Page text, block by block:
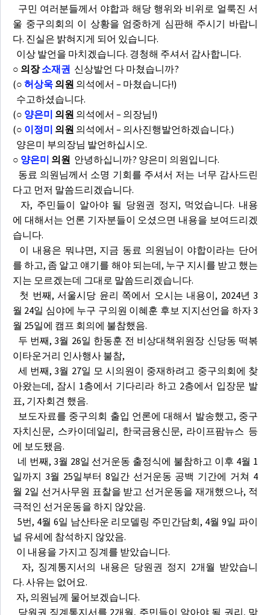
구민 여러분들께서 야합과 해당 행위와 비위로 얼룩진 서
울 중구의회의 이 상황을 엄중하게 심판해 주시기 바랍니
다. 진실은 밝혀지게 되어 있습니다.
이상 발언을 마치겠습니다. 경청해 주셔서 감사합니다.
○ 의장소재권 신상발언 다 마쳤습니까?
(○ 허상욱 의원 의석에서 – 마쳤습니다!)
수고하셨습니다.
(○ 양은미 의원 의석에서 – 의장님!)
(○ 이정미 의원 의석에서 – 의사진행발언하겠습니다.)
양은미 부의장님 발언하십시오.
○ 양은미 의원 안녕하십니까? 양은미 의원입니다.
동료 의원님께서 소명 기회를 주셔서 저는 너무 감사드린
다고 먼저 말씀드리겠습니다.
자, 주민들이 알아야 될 당원권 정지, 먹었습니다. 내용
에 대해서는 언론 기자분들이 오셨으면 내용을 보여드리겠
습니다.
이 내용은 뭐냐면, 지금 동료 의원님이 야합이라는 단어
를 하고, 좀 알고 얘기를 해야 되는데, 누구 지시를 받고 했는
지는 모르겠는데 그대로 말씀드리겠습니다.
첫 번째, 서울시당 윤리 쪽에서 오시는 내용이, 2024년 3
월 24일 심야에 누구 구의원 이혜훈 후보 지지선언을 하자 3
월 25일에 캠프 회의에 불참했음.
두 번째, 3월 26일 한동훈 전 비상대책위원장 신당동 떡볶
이타운거리 인사행사 불참,
세 번째, 3월 27일 모 시의원이 중재하려고 중구의회에 찾
아왔는데, 잠시 1층에서 기다리라 하고 2층에서 입장문 발
표, 기자회견 했음.
보도자료를 중구의회 출입 언론에 대해서 발송했고, 중구
자치신문, 스카이데일리, 한국금융신문, 라이프팜뉴스 등
에 보도됐음.
네 번째, 3월 28일 선거운동 출정식에 불참하고 이후 4월 1
일까지 3월 25일부터 8일간 선거운동 공백 기간에 거쳐 4
월 2일 선거사무원 표찰을 받고 선거운동을 재개했으나, 적
극적인 선거운동을 하지 않았음.
5번, 4월 6일 남산타운 리모델링 주민간담회, 4월 9일 파이
널 유세에 참석하지 않았음.
이 내용을 가지고 징계를 받았습니다.
자, 징계통지서의 내용은 당원권 정지 2개월 받았습니
다. 사유는 없어요.
자, 의원님께 물어보겠습니다.
당원권 징계통지서를 2개월, 주민들이 알아야 될 권리, 맞